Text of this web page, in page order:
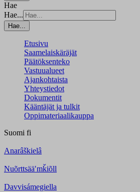
Hae
Hae...
Hae...
Etusivu
Saamelaiskäräjät
Päätöksenteko
Vastuualueet
Ajankohtaista
Yhteystiedot
Dokumentit
Kääntäjät ja tulkit
Oppimateriaalikauppa
Suomi fi
Anarâškielâ
Nuõrttsääʹmǩiõll
Davvisámegiella